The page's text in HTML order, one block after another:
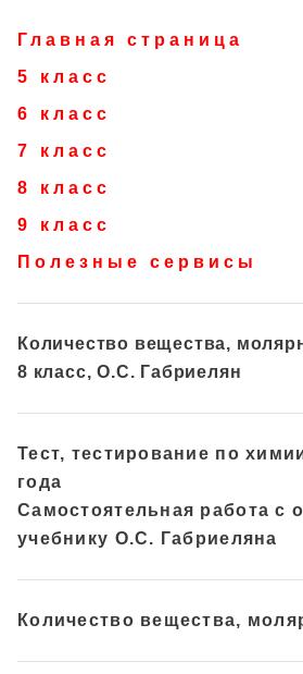
Главная страница
5 класс
6 класс
7 класс
8 класс
9 класс
Полезные сервисы
Количество вещества,
8 класс, О.С. Габриелян
Тест, тестирование по
года
Самостоятельная работа с
учебнику О.С. Габриеляна
Количество вещества,